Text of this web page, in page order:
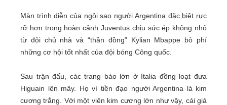
Màn trình diễn của ngôi sao người Argentina đặc biệt rực
rỡ hơn trong hoàn cảnh Juventus chịu sức ép không nhỏ
từ đội chủ nhà và “thần đồng” Kylian Mbappe bỏ phí
những cơ hội tốt nhất của đội bóng Công quốc.
Sau trận đấu, các trang báo lớn ở Italia đồng loạt đưa
Higuain lên mây. Họ ví tiền đạo người Argentina là kim
cương trắng. Với một viên kim cương lớn như vậy, cái giá